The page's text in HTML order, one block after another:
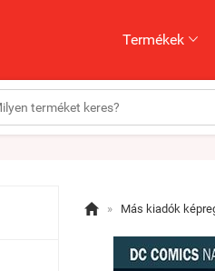
Termékek 
 » Más kiadók